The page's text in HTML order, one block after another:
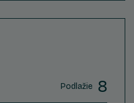
Podlažie 8